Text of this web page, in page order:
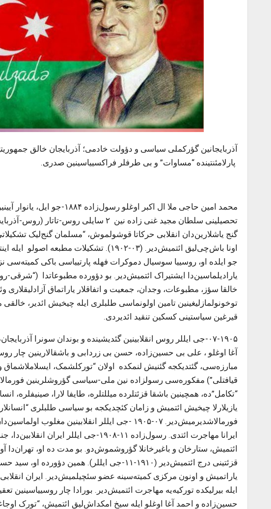
آذربایجانین گؤرکملی سیاسی و دؤولت خادمی؛ آذربایجان خالق
پارلامئنتینده “مساوات” و بی طرفلر فراکسییاسینین صدری.
تحصیلینی سلطان مجید غنی زاده نین ۲
گنج یاشلارین‌دان انقلابی حرکاتا قوشولموش، “مسلمان گنج‌لیک
جو ایلده او، روسییا سوسیال دموکرات فهله پارتییاسی باکی
یارادیلماسین‌دا ایشتیراک ائتمیش‌دیر. بو دؤورده مطبوعاتدا
خالقا سؤز، مطبوعات، وجدان، جمعیت و اتفاقلار یاراتماق آزادلیقلاری
توخونولمازلیغینین تامین اولونماسی طلبلری ایله چیخیش ائدیر،
قیرغین سیاستینی کسکین تنقید ائدیردی.
۰۷-۱۹۰۵-جی ایللر روس انقلابینین گئدیشینده و بوندان سونرا
آغا اوغلو ، علی بی حسین‌زاده، حسن بی زردابی و باشقالارینین چار
مبارزه‌سی، گئتدیکجه گئنیش لنمکده اولان “تورکلشمک، ایسلاملاشماق
“تکامل”ده، همچینین باشقا قزئتلرده میللتلره، طایفا لارا، صینیفلره،
یازیلارلا چیخیش ائتمیش و زامان کئچدیکجه بو سیاسی طلبلری
فورمالاشدیرمیش‌دیر. ۰۷-۱۹۰۵ -جی ایللر
ایرانا مهاجرت ائتدی. رسول‌زاده ۱۱-۱۹۰۸-
ائتمیش، ستارخان و باغیرخانلا گؤروشموش‌دو. بو مدت ‌ده او، تهران‌دا
قزئتینی درج ائتمیش‌دیر (۱۹۱۰-۱۱-جی ایللر). همین
ایله بیرلیکده تورکیه‌یه مهاجرت ائتمیش‌دیر. بورادا چار روسییاسینین
حسین‌زاده و احمد آغا اوغلو ایله سیخ امکداش‌لیق ائتمیش، “تورک